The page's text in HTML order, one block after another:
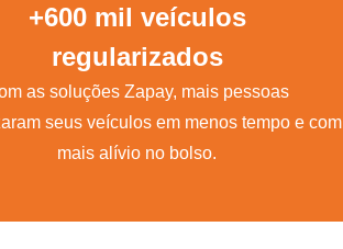
+600 mil veículos
regularizados
as soluções Zapay, mais pessoas
seus veículos em menos tempo e com
mais alívio no bolso.